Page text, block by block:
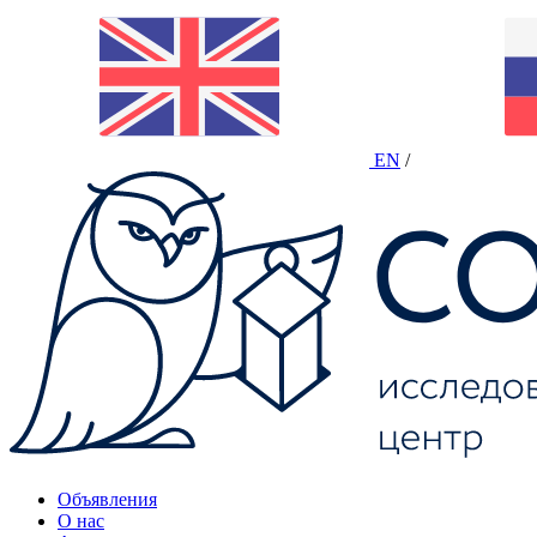
EN /
Объявления
О нас